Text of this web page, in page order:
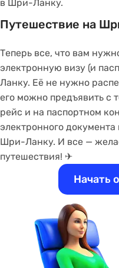
в Шри-Ланку.
Путешествие на
Теперь все, что вам
электронную визу (и
Ланку. Её не нужно
его можно предъявить с
рейс и на паспортном
электронного
Шри-Ланку. И все —
путешествия! ✈
Начать